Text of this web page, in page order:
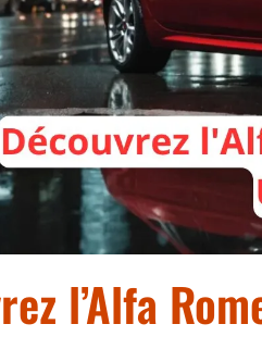
l’Alfa